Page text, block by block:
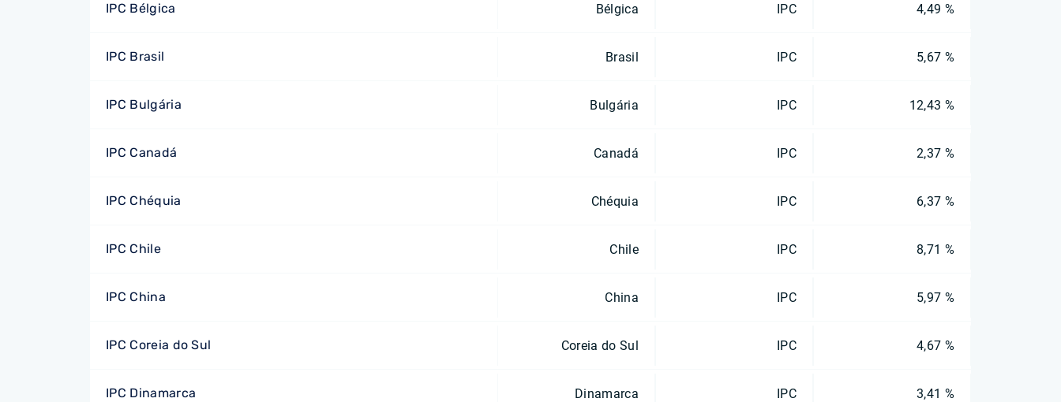
IPC Bélgica Bélgica IPC 4,49 %
IPC Brasil Brasil IPC 5,67 %
IPC Bulgária Bulgária IPC 12,43 %
IPC Canadá Canadá IPC 2,37 %
IPC Chéquia Chéquia IPC 6,37 %
IPC Chile Chile IPC 8,71 %
IPC China China IPC 5,97 %
IPC Coreia do Sul Coreia do Sul IPC 4,67 %
IPC Dinamarca Dinamarca IPC 3,41 %